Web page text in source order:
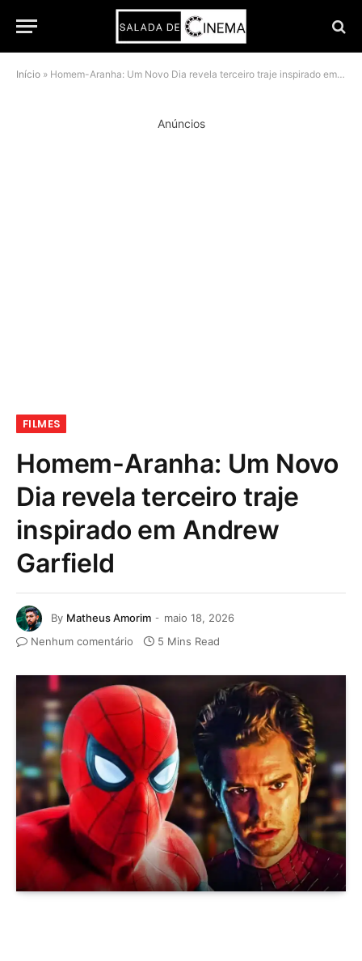
Início » Homem-Aranha: Um Novo Dia revela terceiro traje inspirado em Andrew Garfield
Anúncios
FILMES
Homem-Aranha: Um Novo
Dia revela terceiro traje
inspirado em Andrew
Garfield
By Matheus Amorim
maio 18, 2026
Nenhum comentário
5 Mins Read